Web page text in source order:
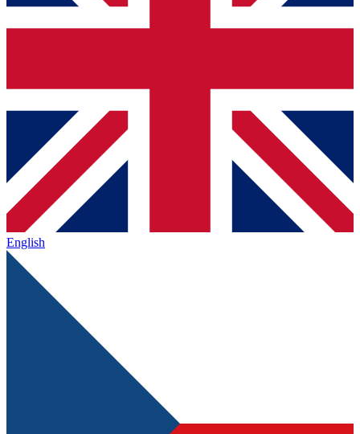
English